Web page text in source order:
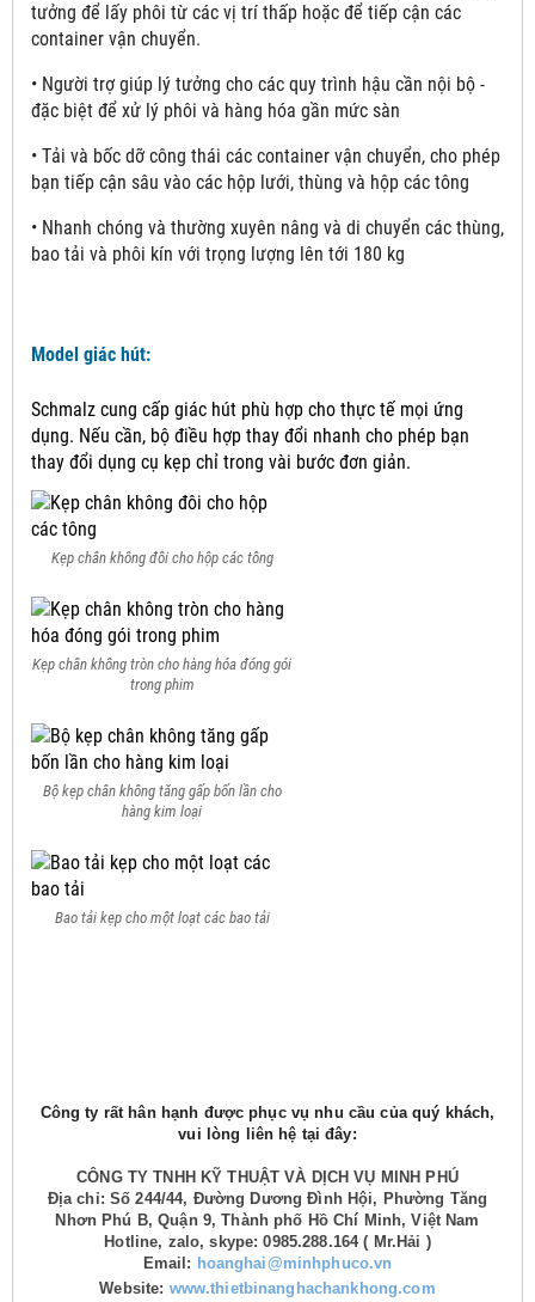
tưởng để lấy phôi từ các vị trí thấp hoặc để tiếp cận các
container vận chuyển.
• Người trợ giúp lý tưởng cho các quy trình hậu cần nội bộ -
đặc biệt để xử lý phôi và hàng hóa gần mức sàn
• Tải và bốc dỡ công thái các container vận chuyển, cho phép
bạn tiếp cận sâu vào các hộp lưới, thùng và hộp các tông
• Nhanh chóng và thường xuyên nâng và di chuyển các thùng,
bao tải và phôi kín với trọng lượng lên tới 180 kg
Model giác hút:
Schmalz cung cấp giác hút phù hợp cho thực tế mọi ứng
dụng. Nếu cần, bộ điều hợp thay đổi nhanh cho phép bạn
thay đổi dụng cụ kẹp chỉ trong vài bước đơn giản.
Kẹp chân không đôi cho hộp các tông
Kẹp chân không tròn cho hàng hóa đóng gói
trong phim
Bộ kẹp chân không tăng gấp bốn lần cho
hàng kim loại
Bao tải kẹp cho một loạt các bao tải
Công ty rất hân hạnh được phục vụ nhu cầu của quý khách,
vui lòng liên hệ tại đây:
CÔNG TY TNHH KỸ THUẬT VÀ DỊCH VỤ MINH PHÚ
Địa chỉ: Số 244/44, Đường Dương Đình Hội, Phường Tăng
Nhơn Phú B, Quận 9, Thành phố Hồ Chí Minh, Việt Nam
Hotline, zalo, skype: 0985.288.164 ( Mr.Hải )
Email: hoanghai@minhphuco.vn
Website: www.thietbinanghachankhong.com